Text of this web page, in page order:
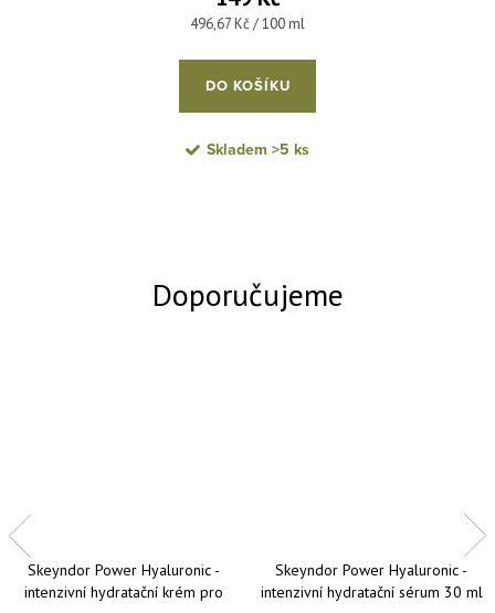
Měrná cena:
496,67 Kč / 100 ml
DO KOŠÍKU
Skladem >5 ks
Skeyndor Power Hyaluronic -
intenzivní hydratační krém pro
Skeyndor Power Hyaluronic -
intenzivní hydratační sérum 30 ml